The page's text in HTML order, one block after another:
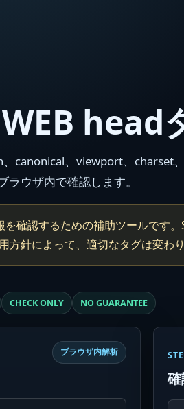
head
canonical、viewport、charset
ウザ内で確認します。
確認するための補助ツールです
針によって、適切なタグは変わり
CHECK ONLY NO GUARANTEE
ブラウザ内解析